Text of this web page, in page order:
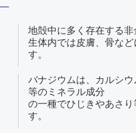
地殻中に多く存在する非
生体内では皮膚、骨など
す。
バナジウムは、カルシ
等のミネラル成分
の一種でひじきやあさり
す。